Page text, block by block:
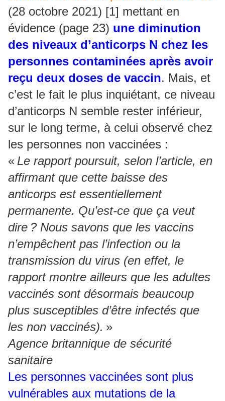
(28 octobre 2021) [1] mettant en
évidence (page 23) une diminution
des niveaux d’anticorps N chez les
personnes contaminées après avoir
reçu deux doses de vaccin. Mais, et
c’est le fait le plus inquiétant, ce niveau
d’anticorps N semble rester inférieur,
sur le long terme, à celui observé chez
les personnes non vaccinées :
« Le rapport poursuit, selon l’article, en
affirmant que cette baisse des
anticorps est essentiellement
permanente. Qu’est-ce que ça veut
dire ? Nous savons que les vaccins
n’empêchent pas l’infection ou la
transmission du virus (en effet, le
rapport montre ailleurs que les adultes
vaccinés sont désormais beaucoup
plus susceptibles d’être infectés que
les non vaccinés). »
Agence britannique de sécurité
sanitaire
Les personnes vaccinées sont plus
vulnérables aux mutations de la